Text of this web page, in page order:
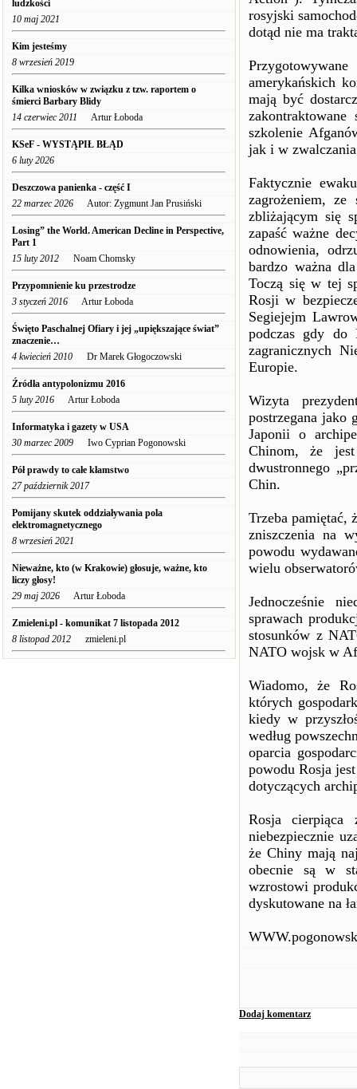
ludzkości
10 maj 2021
Kim jesteśmy
8 wrzesień 2019
Kilka wniosków w związku z tzw. raportem o
śmierci Barbary Blidy
14 czerwiec 2011 Artur Łoboda
KSeF - WYSTĄPIŁ BŁĄD
6 luty 2026
Deszczowa panienka - część I
22 marzec 2026 Autor: Zygmunt Jan Prusiński
Losing” the World. American Decline in Perspective,
Part 1
15 luty 2012 Noam Chomsky
Przypomnienie ku przestrodze
3 styczeń 2016 Artur Łoboda
Święto Paschalnej Ofiary i jej „upiększające świat”
znaczenie…
4 kwiecień 2010 Dr Marek Głogoczowski
Źródła antypolonizmu 2016
5 luty 2016 Artur Łoboda
Informatyka i gazety w USA
30 marzec 2009 Iwo Cyprian Pogonowski
Pół prawdy to całe kłamstwo
27 październik 2017
Pomijany skutek oddziaływania pola
elektromagnetycznego
8 wrzesień 2021
Nieważne, kto (w Krakowie) głosuje, ważne, kto
liczy głosy!
29 maj 2026 Artur Łoboda
Zmieleni.pl - komunikat 7 listopada 2012
8 listopad 2012 zmieleni.pl
rosyjski
dotąd nie ma
amerykańskich
mają być
szkolenie
jak i w
Faktycznie
zagrożeniem,
zbliżającym się
zapaść ważne
odnowienia,
bardzo ważna
Toczą się w tej
Rosji w
Segiejejm
podczas gdy do
zagranicznych
Europie.
Wizyta
postrzegana jako
Japonii o
Chinom, że
dwustronnego
Chin.
Trzeba pamiętać,
zniszczenia na
powodu
wielu
Jednocześnie
sprawach
stosunków z
NATO wojsk w
Wiadomo, że
których
kiedy w
według
oparcia
powodu Rosja
dotyczących
Rosja cierpiąca
niebezpiecznie
że Chiny mają
obecnie są w
wzrostowi
dyskutowane na
Dodaj komentarz